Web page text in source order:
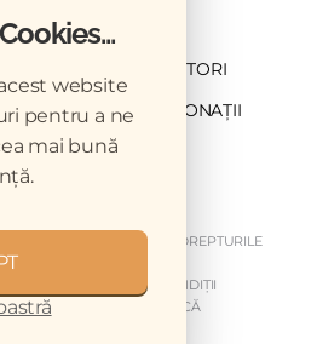
CONTRIBUTORI
CMVRO DONAȚII
VETERINARUL. TOATE DREPTURILE
REZERVATE.
TERMENI ȘI CONDIȚII
CODUL DE ETICĂ
website
pentru a ne
mai bună